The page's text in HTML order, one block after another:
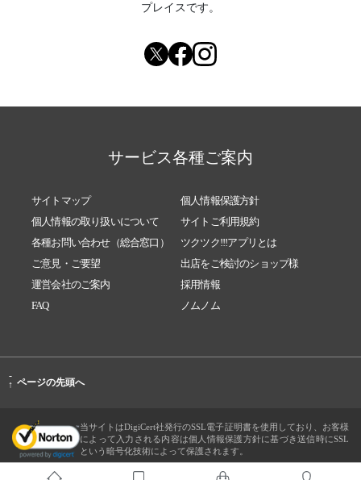
プレイスです。
サービス各種ご案内
サイトマップ
個人情報保護方針
個人情報の取り扱いについて
サイトご利用規約
各種お問い合わせ（総合窓口）
ツクツク!!!アプリとは
ご意見・ご要望
出店をご検討のショップ様
運営会社のご案内
採用情報
FAQ
ノムノム
-
↑ ページの先頭へ
当サイトはDigiCert社発行のSSL電子証明書を使用しており、お客様
によって入力される内容は個人情報保護方針に基づき送信時にSSL
という暗号化技術によって保護されます。